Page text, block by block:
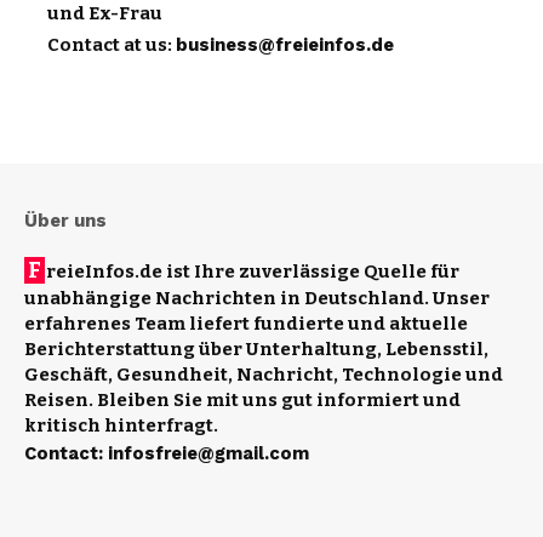
und Ex-Frau
Contact at us: business@freieinfos.de
Über uns
F reieInfos.de ist Ihre zuverlässige Quelle für
unabhängige Nachrichten in Deutschland. Unser
erfahrenes Team liefert fundierte und aktuelle
Berichterstattung über Unterhaltung, Lebensstil,
Geschäft, Gesundheit, Nachricht, Technologie und
Reisen. Bleiben Sie mit uns gut informiert und
kritisch hinterfragt.
Contact: infosfreie@gmail.com